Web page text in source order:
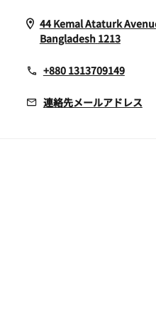
44 Kemal Ataturk
Bangladesh 1213
+880 1313709149
連絡先メールアドレス